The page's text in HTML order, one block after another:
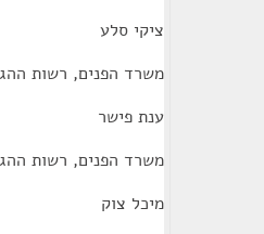
ציקי סלע
משרד הפנים, רשות
ענת פישר
משרד הפנים, רשות
מיכל צוק